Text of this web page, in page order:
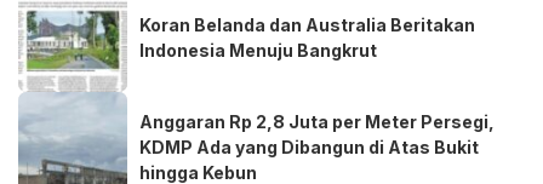
Koran Belanda dan Australia Beritakan
Indonesia Menuju Bangkrut
Anggaran Rp 2,8 Juta per Meter Persegi,
KDMP Ada yang Dibangun di Atas Bukit
hingga Kebun